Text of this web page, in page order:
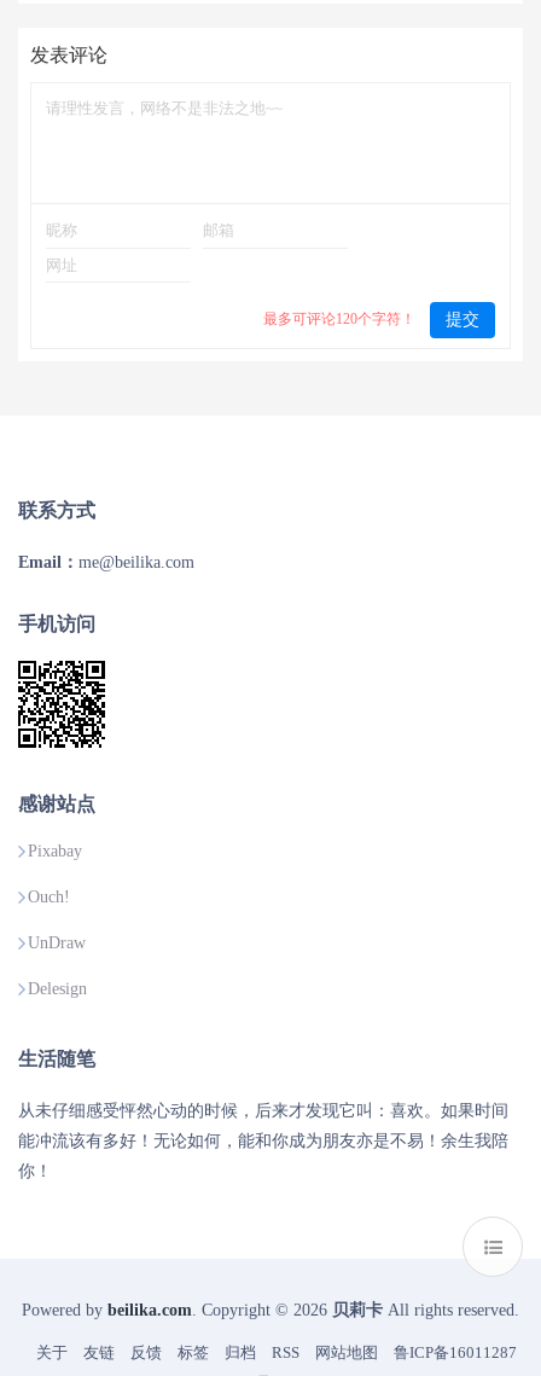
发表评论
提交
最多可评论120个字符！
联系方式
Email： me@beilika.com
手机访问
感谢站点
Pixabay
Ouch!
UnDraw
Delesign
生活随笔
从未仔细感受怦然心动的时候，后来才发现它叫：喜欢。如果时间
能冲流该有多好！无论如何，能和你成为朋友亦是不易！余生我陪
你！
Powered by beilika.com. Copyright © 2026 贝莉卡 All rights reserved.
关于 友链 反馈 标签 归档 RSS 网站地图
鲁ICP备16011287